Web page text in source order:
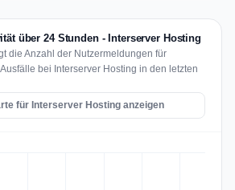
über 24 Stunden - Interserver Hosting
die Anzahl der Nutzermeldungen für
bei Interserver Hosting in den letzten
für Interserver Hosting anzeigen